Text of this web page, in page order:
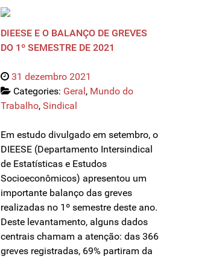
DIEESE E O BALANÇO DE GREVES
DO 1º SEMESTRE DE 2021
31 dezembro 2021
Categories: Geral , Mundo do
Trabalho, Sindical
Em estudo divulgado em setembro, o
DIEESE (Departamento Intersindical
de Estatísticas e Estudos
Socioeconômicos) apresentou um
importante balanço das greves
realizadas no 1º semestre deste ano.
Deste levantamento, alguns dados
centrais chamam a atenção: das 366
greves registradas, 69% partiram da